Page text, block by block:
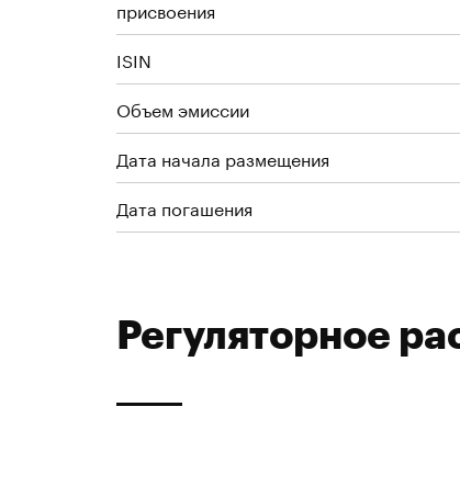
присвоения
ISIN
Объем эмиссии
Дата начала размещения
Дата погашения
Регуляторное